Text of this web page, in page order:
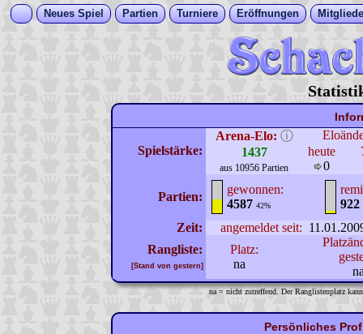
Neues Spiel Partien Turniere Eröffnungen
Spielstärke:
Arena-Elo: ⓘ
1437
aus 10956 Partien
heute
0
Partien:
gewonnen:
4587 42%
922
Zeit:
angemeldet seit:
Rangliste:
[Stand von gestern]
Platz:
na
na = nicht zutreffend. Der Ranglistenplatz
Persönliches